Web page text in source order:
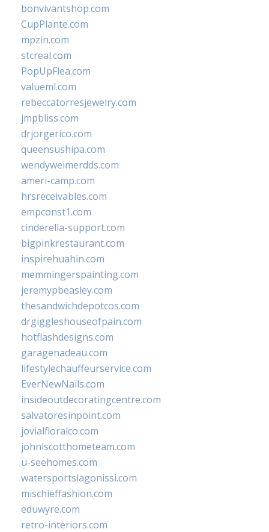
bonvivantshop.com
CupPlante.com
mpzin.com
stcreal.com
PopUpFlea.com
valueml.com
rebeccatorresjewelry.com
jmpbliss.com
drjorgerico.com
queensushipa.com
wendyweimerdds.com
ameri-camp.com
hrsreceivables.com
empconst1.com
cinderella-support.com
bigpinkrestaurant.com
inspirehuahin.com
memmingerspainting.com
jeremypbeasley.com
thesandwichdepotcos.com
drgiggleshouseofpain.com
hotflashdesigns.com
garagenadeau.com
lifestylechauffeurservice.com
EverNewNails.com
insideoutdecoratingcentre.com
salvatoresinpoint.com
jovialfloralco.com
johnlscotthometeam.com
u-seehomes.com
watersportslagonissi.com
mischieffashion.com
eduwyre.com
retro-interiors.com